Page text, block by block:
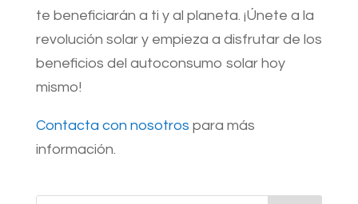
te beneficiarán a ti y al planeta. ¡Únete a la
revolución solar y empieza a disfrutar de los
beneficios del autoconsumo solar hoy
mismo!
Contacta con nosotros para más
información.